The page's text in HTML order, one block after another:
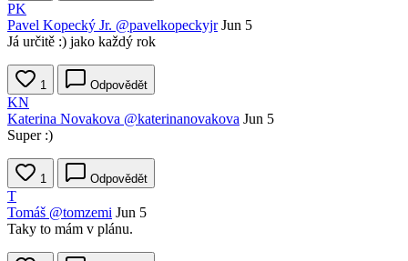
PK
Pavel Kopecký Jr. @pavelkopeckyjr Jun 5
Já určitě :) jako každý rok
1 Odpovědět
KN
Katerina Novakova @katerinanovakova Jun 5
Super :)
1 Odpovědět
T
Tomáš @tomzemi Jun 5
Taky to mám v plánu.